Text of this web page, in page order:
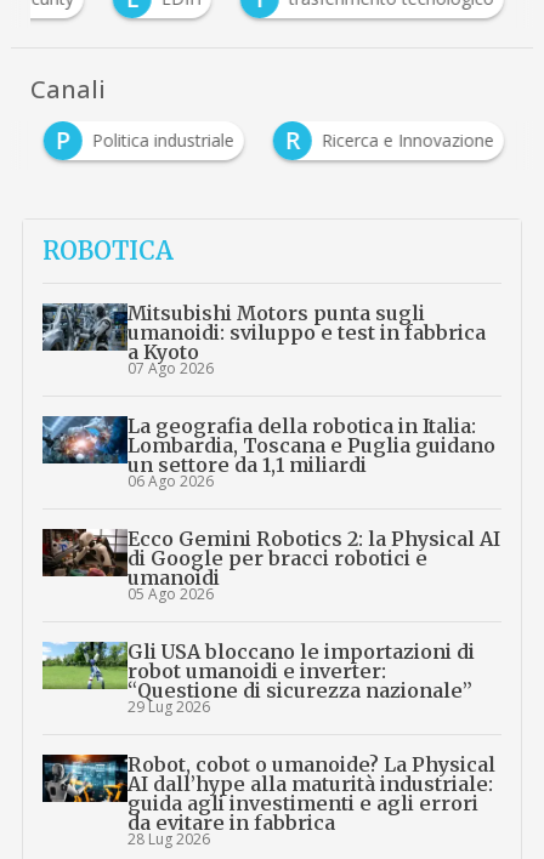
Canali
P Politica industriale R Ricerca e Innovazione
ROBOTICA
Mitsubishi Motors punta sugli
umanoidi: sviluppo e test in fabbrica
a Kyoto
07 Ago 2026
La geografia della robotica in Italia:
Lombardia, Toscana e Puglia guidano
un settore da 1,1 miliardi
06 Ago 2026
Ecco Gemini Robotics 2: la Physical AI
di Google per bracci robotici e
umanoidi
05 Ago 2026
Gli USA bloccano le importazioni di
robot umanoidi e inverter:
“Questione di sicurezza nazionale”
29 Lug 2026
Robot, cobot o umanoide? La Physical
AI dall’hype alla maturità industriale:
guida agli investimenti e agli errori
da evitare in fabbrica
28 Lug 2026